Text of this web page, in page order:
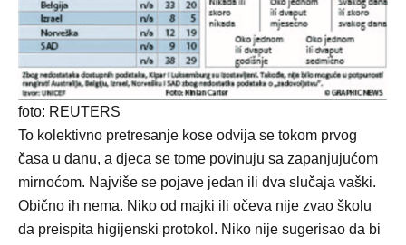
foto: REUTERS
To kolektivno pretresanje kose odvija se tokom prvog
časa u danu, a djeca se tome povinuju sa zapanjujućom
mirnoćom. Najviše se pojave jedan ili dva slučaja vaški.
Obično ih nema. Niko od majki ili očeva nije zvao školu
da preispita higijenski protokol. Niko nije sugerisao da bi